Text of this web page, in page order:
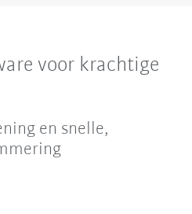
voor krachtige
en snelle,